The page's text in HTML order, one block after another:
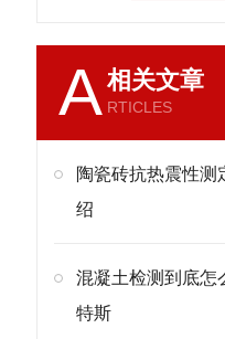
A相关文章
RTICLES
陶瓷砖抗热震性测
绍
混凝土检测到底怎
特斯